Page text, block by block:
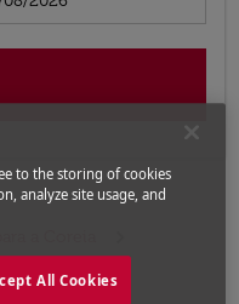
to the storing of cookies
analyze site usage, and
All Cookies